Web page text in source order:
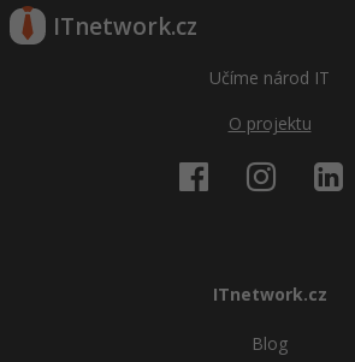
ITnetwork.cz
Učíme národ IT
O projektu
ITnetwork.cz
Blog